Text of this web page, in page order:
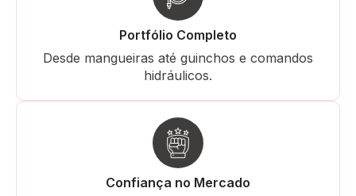
Portfólio Completo
Desde mangueiras até guinchos e comandos
hidráulicos.
Confiança no Mercado